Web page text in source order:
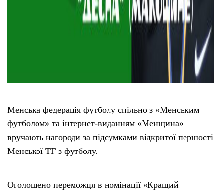
Менська федерація футболу спільно з «Менським
футболом» та інтернет-виданням «Менщина»
вручають нагороди за підсумками відкритої першості
Менської ТГ з футболу.
Оголошено переможця в номінації «Кращий